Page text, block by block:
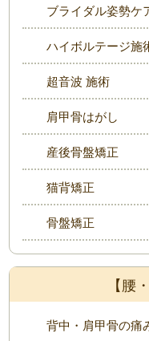
ブライダル姿勢ケ
ハイボルテージ施
超音波 施術
肩甲骨はがし
産後骨盤矯正
猫背矯正
骨盤矯正
【腰
背中・肩甲骨の痛